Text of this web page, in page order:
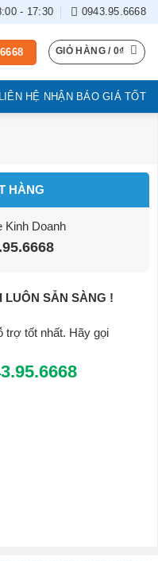
- 17:30 0943.95.6668
GIỎ HÀNG /0₫
LIÊN HỆ NHẬN BÁO GIÁ TỐT
HÀNG
Kinh Doanh
LUÔN SẴN SÀNG !
tốt nhất. Hãy gọi